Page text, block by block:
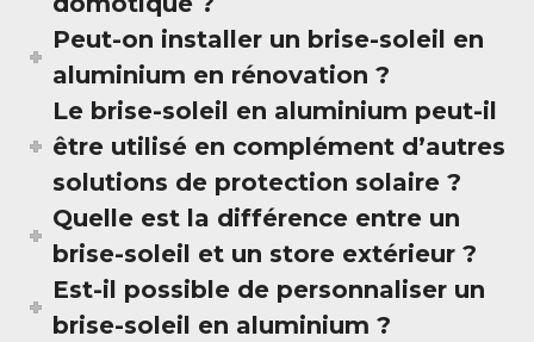
Peut-on installer un brise-soleil en
aluminium en rénovation ?
Le brise-soleil en aluminium peut-il
être utilisé en complément d’autres
solutions de protection solaire ?
Quelle est la différence entre un
brise-soleil et un store extérieur ?
Est-il possible de personnaliser un
brise-soleil en aluminium ?